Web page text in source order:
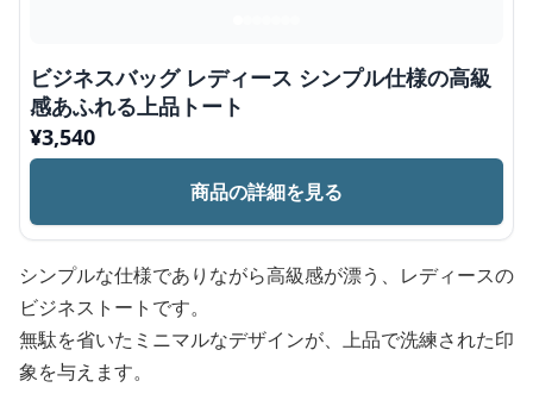
ビジネスバッグ レディース シンプル仕様の高級
感あふれる上品トート
¥3,540
商品の詳細を見る
シンプルな仕様でありながら高級感が漂う、レディースの
ビジネストートです。
無駄を省いたミニマルなデザインが、上品で洗練された印
象を与えます。